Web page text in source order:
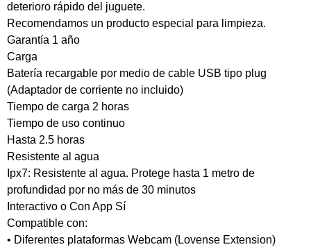
deterioro rápido del juguete.
Recomendamos un producto especial para limpieza.
Garantía 1 año
Carga
Batería recargable por medio de cable USB tipo plug
(Adaptador de corriente no incluido)
Tiempo de carga 2 horas
Tiempo de uso continuo
Hasta 2.5 horas
Resistente al agua
Ipx7: Resistente al agua. Protege hasta 1 metro de
profundidad por no más de 30 minutos
Interactivo o Con App Sí
Compatible con:
• Diferentes plataformas Webcam (Lovense Extension)